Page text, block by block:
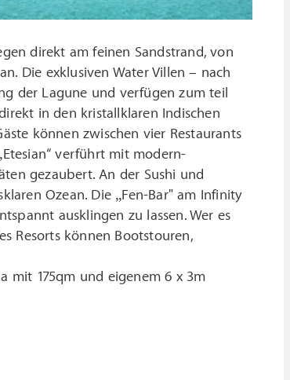
direkt am feinen Sandstrand, von
Die exklusiven Water Villen – nach
der Lagune und verfügen zum teil
in den kristallklaren Indischen
können zwischen vier Restaurants
verführt mit modern-
gezaubert. An der Sushi und
Ozean. Die „Fen-Bar" am Infinity
ausklingen zu lassen. Wer es
Resorts können Bootstouren,
mit 175qm und eigenem 6 x 3m